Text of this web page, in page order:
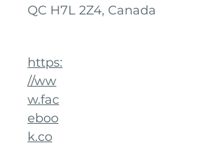
QC H7L 2Z4, Canada
https:
//ww
w.fac
eboo
k.co